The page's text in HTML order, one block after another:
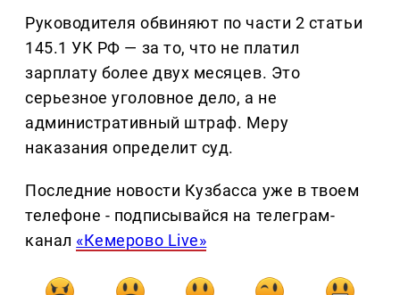
Руководителя обвиняют по части 2 статьи
145.1 УК РФ — за то, что не платил
зарплату более двух месяцев. Это
серьезное уголовное дело, а не
административный штраф. Меру
наказания определит суд.
Последние новости Кузбасса уже в твоем
телефоне - подписывайся на телеграм-
канал «Кемерово Live»